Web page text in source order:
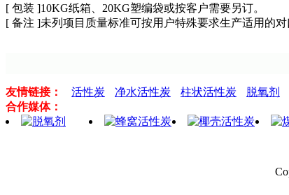
[ 包装 ]10KG纸箱、20KG塑编袋或按客户需要另订。
[ 备注 ]未列项目质量标准可按用户特殊要求生产适用的对
友情链接： 活性炭 净水活性炭 柱状活性炭 脱氧剂
合作媒体：